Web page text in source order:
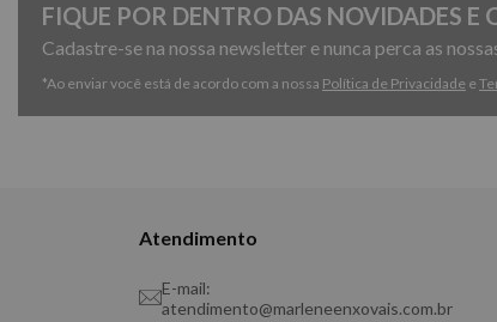
FIQUE POR DENTRO DAS NOVIDADES E
Cadastre-se na nossa newsletter e nunca perca as
*Ao enviar você está de acordo com a nossa Política de Privacidade e
Atendimento
E-mail:
atendimento@marleneenxovais.com.br